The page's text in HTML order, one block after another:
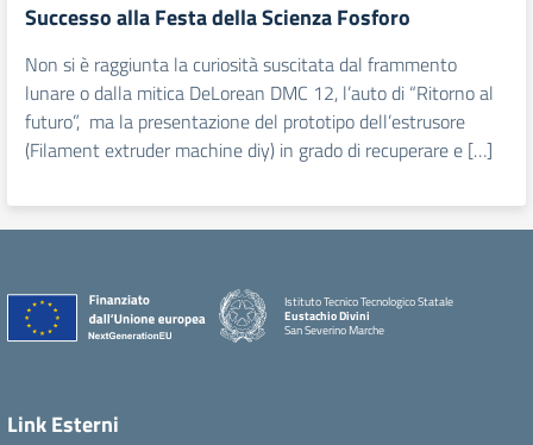
Successo alla Festa della Scienza Fosforo
Non si è raggiunta la curiosità suscitata dal frammento
lunare o dalla mitica DeLorean DMC 12, l’auto di “Ritorno al
futuro”, ma la presentazione del prototipo dell’estrusore
(Filament extruder machine diy) in grado di recuperare e […]
Istituto Tecnico Tecnologico Statale
Eustachio Divini
San Severino Marche
Link Esterni